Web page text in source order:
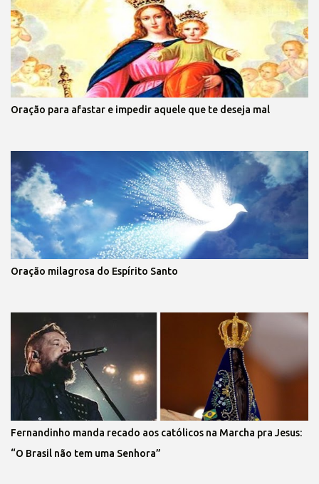
Oração para afastar e impedir aquele que te deseja mal
Oração milagrosa do Espírito Santo
Fernandinho manda recado aos católicos na Marcha pra Jesus:
“O Brasil não tem uma Senhora”